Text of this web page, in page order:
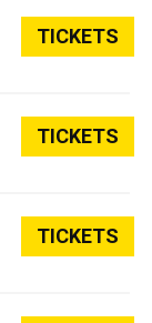
TICKETS
TICKETS
TICKETS